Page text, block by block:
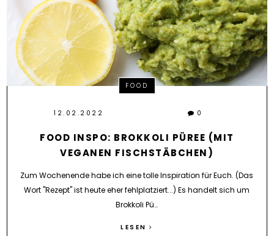
FOOD
12.02.2022 0
FOOD INSPO: BROKKOLI PÜREE (MIT
VEGANEN FISCHSTÄBCHEN)
Zum Wochenende habe ich eine tolle Inspiration für Euch. (Das
Wort "Rezept" ist heute eher fehlplatziert...) Es handelt sich um
Brokkoli Pü…
LESEN